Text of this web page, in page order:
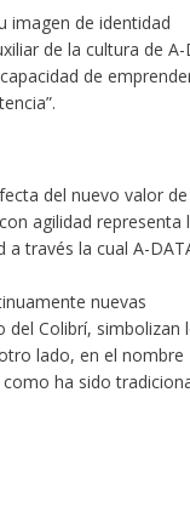
imagen de identidad
de la cultura de A-
de
del nuevo valor de
agilidad representa
a través la cual A-
nuevas
del Colibrí, simbolizan
lado, en el nombre
ha sido